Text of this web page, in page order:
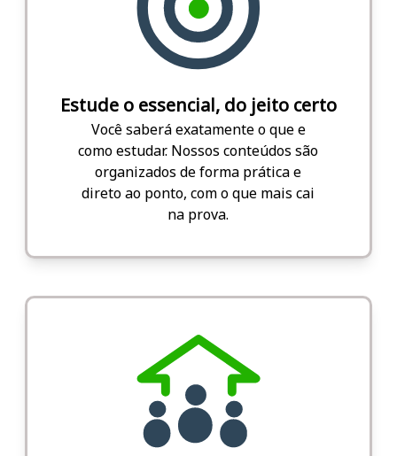
Estude o essencial, do jeito certo
Você saberá exatamente o que e
como estudar. Nossos conteúdos são
organizados de forma prática e
direto ao ponto, com o que mais cai
na prova.